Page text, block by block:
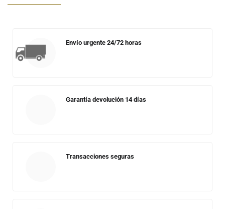
Envío urgente 24/72 horas
Garantía devolución 14 días
Transacciones seguras